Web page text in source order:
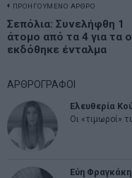
Πλοήγηση
άρθρων
ΠΡΟΗΓΟΥΜΕΝΟ ΑΡΘΡΟ
Previous
post:
Σεπόλια: Συνελήφθη 1
άτομο από τα 4 για τα
εκδόθηκε ένταλμα
ΑΡΘΡΟΓΡΑΦΟΙ
Ελευθερία
Οι «τιμωροί»
Εύη Φραγκάκη